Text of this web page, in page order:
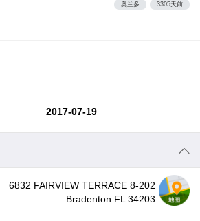
奥兰多 3305天前
2017-07-19
6832 FAIRVIEW TERRACE 8-202
Bradenton FL 34203